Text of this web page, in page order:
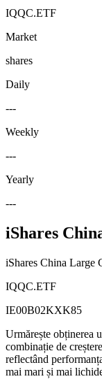
IQQC.ETF
Market
shares
Daily
---
Weekly
---
Yearly
---
iShares
iShares China Large
IQQC.ETF
IE00B02KXK85
Urmărește obținerea
combinație de
reflectând
mai mari și mai